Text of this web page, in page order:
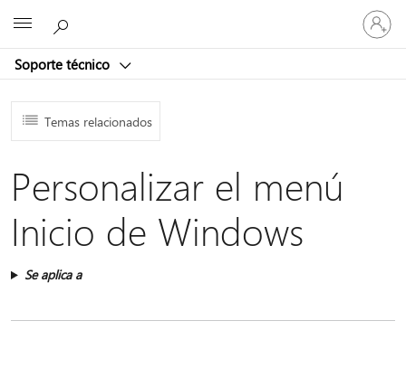
Soporte técnico
Iniciar
sesión
en
cuenta
Temas relacionados
Personalizar el menú
Inicio de Windows
Se aplica a